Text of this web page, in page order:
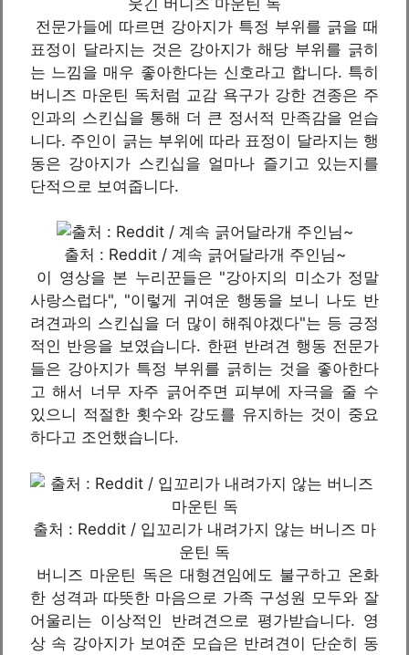
전문가들에 따르면 강아지가 특정 부위를 긁을 때
표정이 달라지는 것은 강아지가 해당 부위를 긁히
는 느낌을 매우 좋아한다는 신호라고 합니다. 특히
버니즈 마운틴 독처럼 교감 욕구가 강한 견종은 주
인과의 스킨십을 통해 더 큰 정서적 만족감을 얻습
니다. 주인이 긁는 부위에 따라 표정이 달라지는 행
동은 강아지가 스킨십을 얼마나 즐기고 있는지를
단적으로 보여줍니다.
출처 : Reddit / 계속 긁어달라개 주인님~
이 영상을 본 누리꾼들은 "강아지의 미소가 정말
사랑스럽다", "이렇게 귀여운 행동을 보니 나도 반
려견과의 스킨십을 더 많이 해줘야겠다"는 등 긍정
적인 반응을 보였습니다. 한편 반려견 행동 전문가
들은 강아지가 특정 부위를 긁히는 것을 좋아한다
고 해서 너무 자주 긁어주면 피부에 자극을 줄 수
있으니 적절한 횟수와 강도를 유지하는 것이 중요
하다고 조언했습니다.
출처 : Reddit / 입꼬리가 내려가지 않는 버니즈 마
운틴 독
버니즈 마운틴 독은 대형견임에도 불구하고 온화
한 성격과 따뜻한 마음으로 가족 구성원 모두와 잘
어울리는 이상적인 반려견으로 평가받습니다. 영
상 속 강아지가 보여준 모습은 반려견이 단순히 동